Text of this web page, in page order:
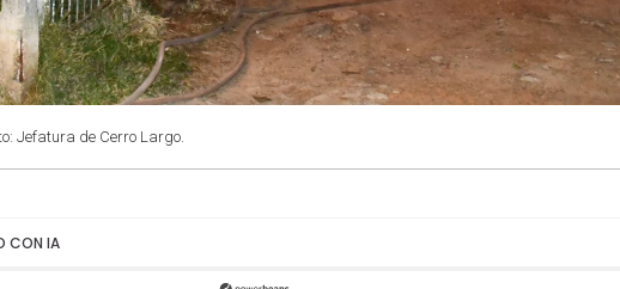
Jefatura de Cerro Largo.
CON IA